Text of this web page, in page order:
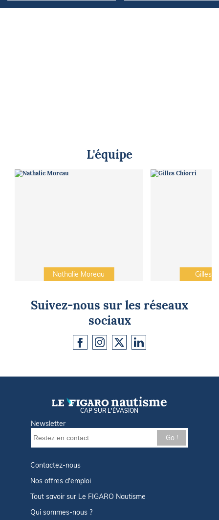
L'équipe
Nathalie Moreau Gilles
Suivez-nous sur les réseaux
sociaux
CAP SUR L'ÉVASION
Newsletter
Go !
Contactez-nous
Nos offres d'emploi
Tout savoir sur Le FIGARO Nautisme
Qui sommes-nous ?